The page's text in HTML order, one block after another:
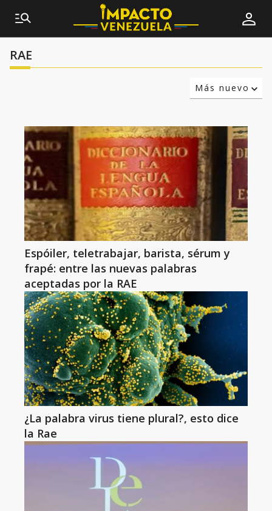
RAE
Más nuevo
Espóiler, teletrabajar, barista, sérum y
frapé: entre las nuevas palabras
aceptadas por la RAE
¿La palabra virus tiene plural?, esto dice
la Rae